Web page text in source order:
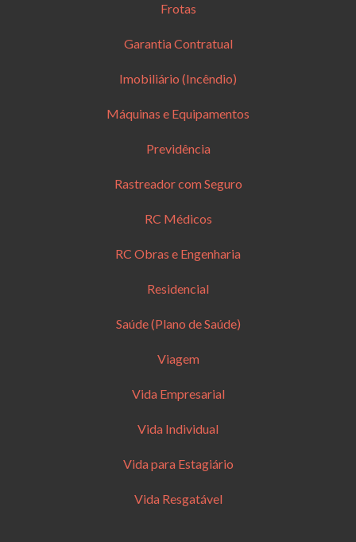
Frotas
Garantia Contratual
Imobiliário (Incêndio)
Máquinas e Equipamentos
Previdência
Rastreador com Seguro
RC Médicos
RC Obras e Engenharia
Residencial
Saúde (Plano de Saúde)
Viagem
Vida Empresarial
Vida Individual
Vida para Estagiário
Vida Resgatável